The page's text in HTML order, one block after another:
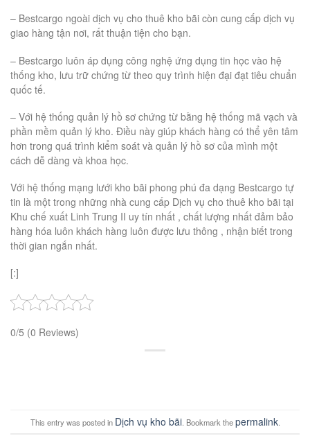
– Bestcargo ngoài dịch vụ cho thuê kho bãi còn cung cấp dịch vụ
giao hàng tận nơi, rất thuận tiện cho bạn.
– Bestcargo luôn áp dụng công nghệ ứng dụng tin học vào hệ
thống kho, lưu trữ chứng từ theo quy trình hiện đại đạt tiêu chuẩn
quốc tế.
– Với hệ thống quản lý hồ sơ chứng từ bằng hệ thống mã vạch và
phần mềm quản lý kho. Điều này giúp khách hàng có thể yên tâm
hơn trong quá trình kiểm soát và quản lý hồ sơ của mình một
cách dễ dàng và khoa học.
Với hệ thống mạng lưới kho bãi phong phú đa dạng Bestcargo tự
tin là một trong những nhà cung cấp Dịch vụ cho thuê kho bãi tại
Khu chế xuất Linh Trung II uy tín nhất , chất lượng nhất đảm bảo
hàng hóa luôn khách hàng luôn được lưu thông , nhận biết trong
thời gian ngắn nhất.
[:]
0/5 (0 Reviews)
This entry was posted in Dịch vụ kho bãi. Bookmark thepermalink.